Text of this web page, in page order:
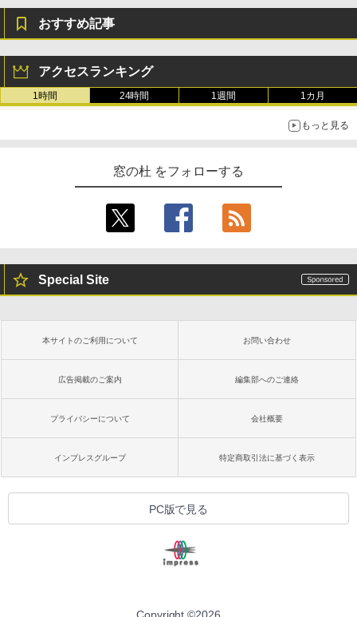
おすすめ記事
アクセスランキング
1時間 24時間 1週間 1カ月
もっと見る
窓の杜 をフォローする
Special Site
本サイトのご利用について お問い合わせ
広告掲載のご案内 編集部へのご連絡
プライバシーについて 会社概要
インプレスグループ 特定商取引法に基づく表示
PC版で見る